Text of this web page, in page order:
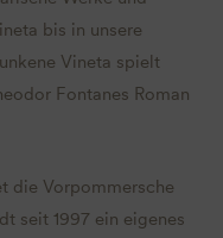
bis in unsere
Vineta spielt
Fontanes Roman
die Vorpommersche
seit 1997 ein eigenes